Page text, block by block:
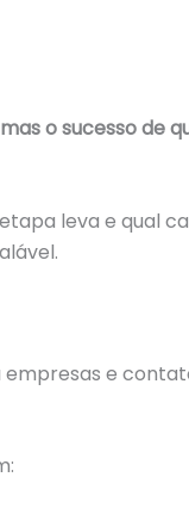
mas o sucesso de
leva e qual
e